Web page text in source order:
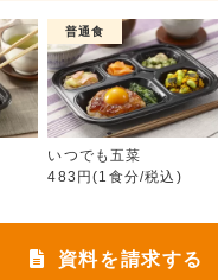
いつでも三菜
普通食
いつでも五菜
483円(1食分/税込)
資料を請求する